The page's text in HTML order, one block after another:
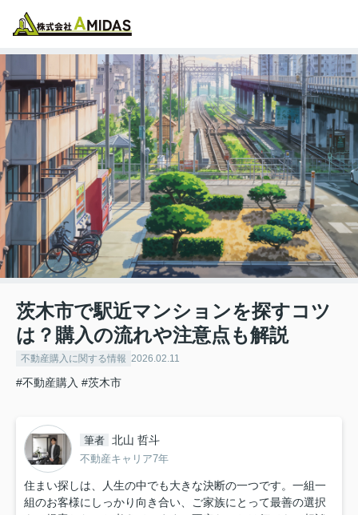
茨木市で駅近マンションを探すコツ
は？購入の流れや注意点も解説
不動産購入に関する情報 2026.02.11
#不動産購入 #茨木市
筆者 北山 哲斗
不動産キャリア7年
住まい探しは、人生の中でも大きな決断の一つです。一組一
組のお客様にしっかり向き合い、ご家族にとって最善の選択